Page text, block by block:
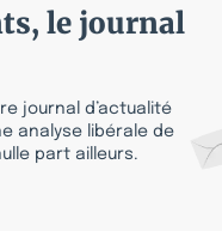
le journal
journal d’actualité
analyse libérale de
part ailleurs.